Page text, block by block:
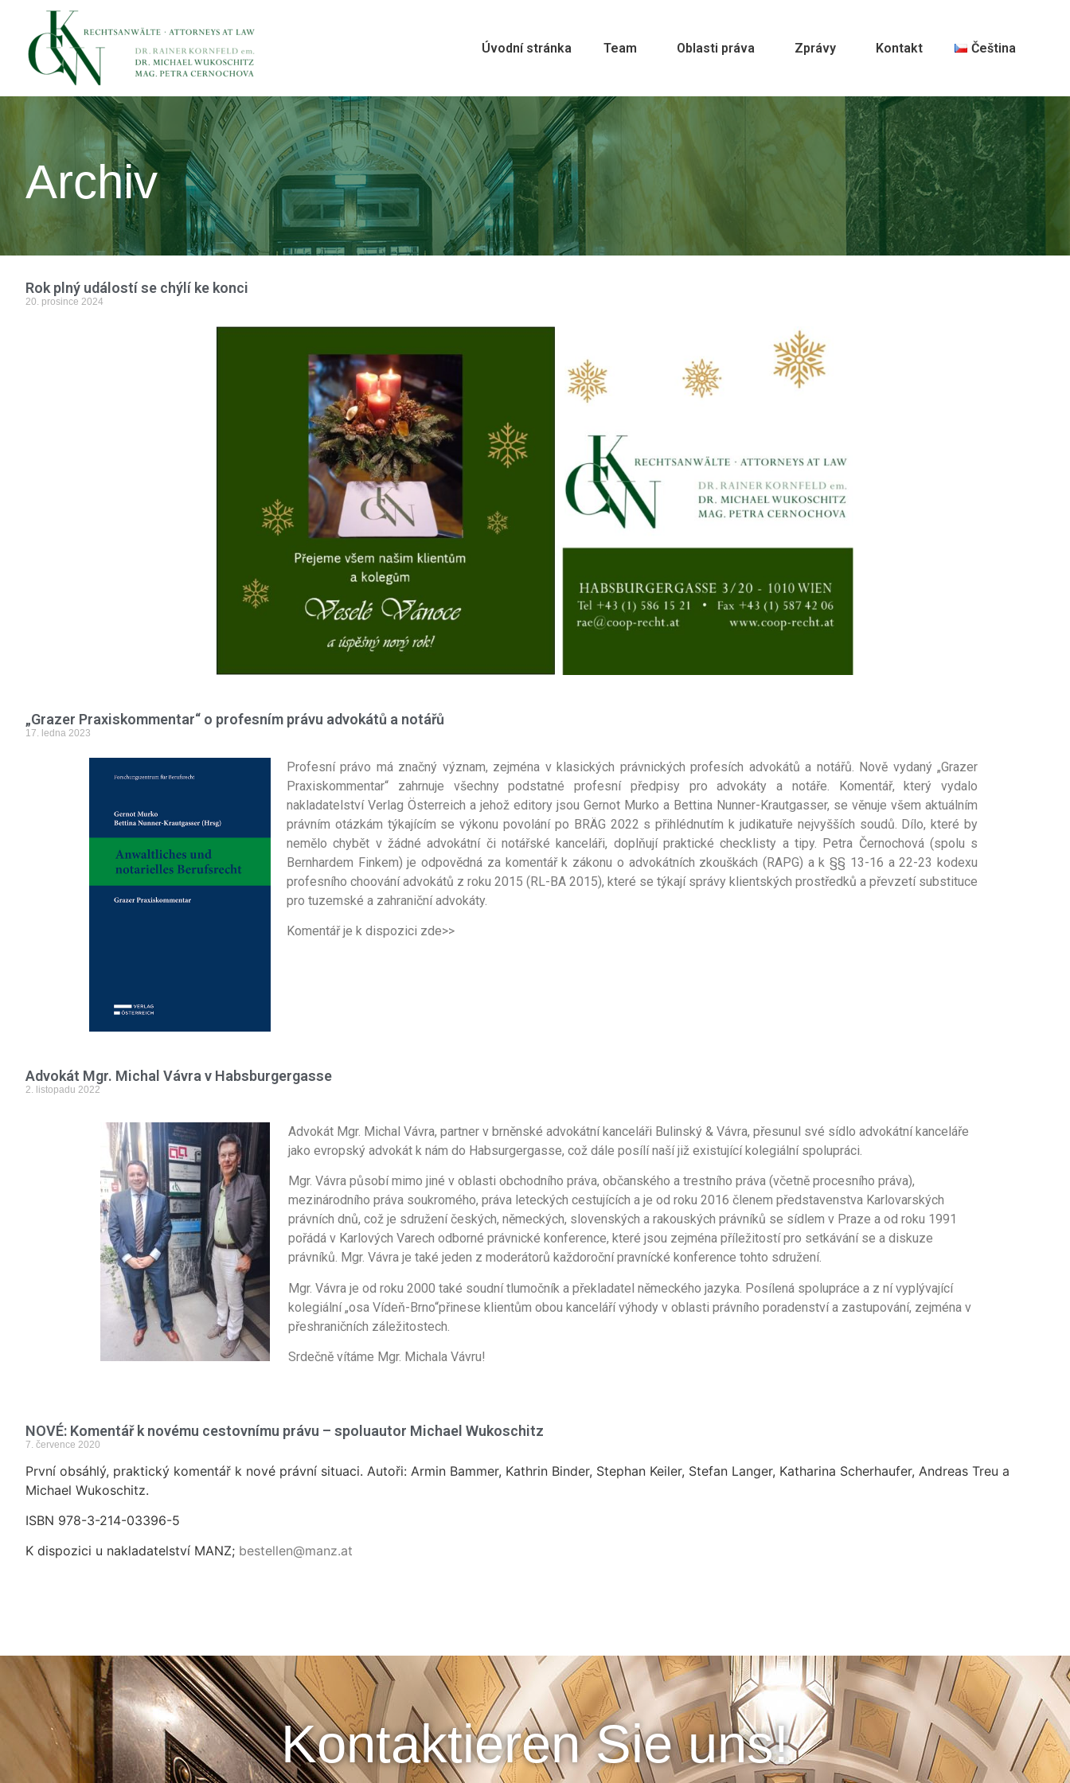
Úvodní stránka Team Oblasti práva Zprávy Kontakt Čeština
Archiv
Rok plný událostí se chýlí ke konci
20. prosince 2024
„Grazer Praxiskommentar“ o profesním právu advokátů a notářů
17. ledna 2023
Profesní právo má značný význam, zejména v klasických právnických profesích advokátů a notářů. Nově vydaný „Grazer
Praxiskommentar“ zahrnuje všechny podstatné profesní předpisy pro advokáty a notáře. Komentář, který vydalo
nakladatelství Verlag Österreich a jehož editory jsou Gernot Murko a Bettina Nunner-Krautgasser, se věnuje všem aktuálním
právním otázkám týkajícím se výkonu povolání po BRÄG 2022 s přihlédnutím k judikatuře nejvyšších soudů. Dílo, které by
nemělo chybět v žádné advokátní či notářské kanceláři, doplňují praktické checklisty a tipy. Petra Černochová (spolu s
Bernhardem Finkem) je odpovědná za komentář k zákonu o advokátních zkouškách (RAPG) a k §§ 13-16 a 22-23 kodexu
profesního choování advokátů z roku 2015 (RL-BA 2015), které se týkají správy klientských prostředků a převzetí substituce
pro tuzemské a zahraniční advokáty.
Komentář je k dispozici zde>>
Advokát Mgr. Michal Vávra v Habsburgergasse
2. listopadu 2022
Advokát Mgr. Michal Vávra, partner v brněnské advokátní kanceláři Bulinský & Vávra, přesunul své sídlo advokátní kanceláře
jako evropský advokát k nám do Habsurgergasse, což dále posílí naší již existující kolegiální spolupráci.
Mgr. Vávra působí mimo jiné v oblasti obchodního práva, občanského a trestního práva (včetně procesního práva),
mezinárodního práva soukromého, práva leteckých cestujících a je od roku 2016 členem představenstva Karlovarských
právních dnů, což je sdružení českých, německých, slovenských a rakouských právníků se sídlem v Praze a od roku 1991
pořádá v Karlových Varech odborné právnické konference, které jsou zejména příležitostí pro setkávání se a diskuze
právníků. Mgr. Vávra je také jeden z moderátorů každoroční pravnícké konference tohto sdružení.
Mgr. Vávra je od roku 2000 také soudní tlumočník a překladatel německého jazyka. Posílená spolupráce a z ní vyplývající
kolegiální „osa Vídeň-Brno“přinese klientům obou kanceláří výhody v oblasti právního poradenství a zastupování, zejména v
přeshraničních záležitostech.
Srdečně vítáme Mgr. Michala Vávru!
NOVÉ: Komentář k novému cestovnímu právu – spoluautor Michael Wukoschitz
7. července 2020
První obsáhlý, praktický komentář k nové právní situaci. Autoři: Armin Bammer, Kathrin Binder, Stephan Keiler, Stefan Langer, Katharina Scherhaufer, Andreas Treu a
Michael Wukoschitz.
ISBN 978-3-214-03396-5
K dispozici u nakladatelství MANZ; bestellen@manz.at
Kontaktieren Sie uns!